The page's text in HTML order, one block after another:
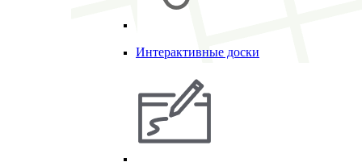
Интерактивные доски